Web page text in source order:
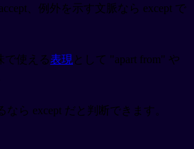
、例外を示す文脈なら except で
で使える表現 として "apart from" や
ら except だと判断できます。